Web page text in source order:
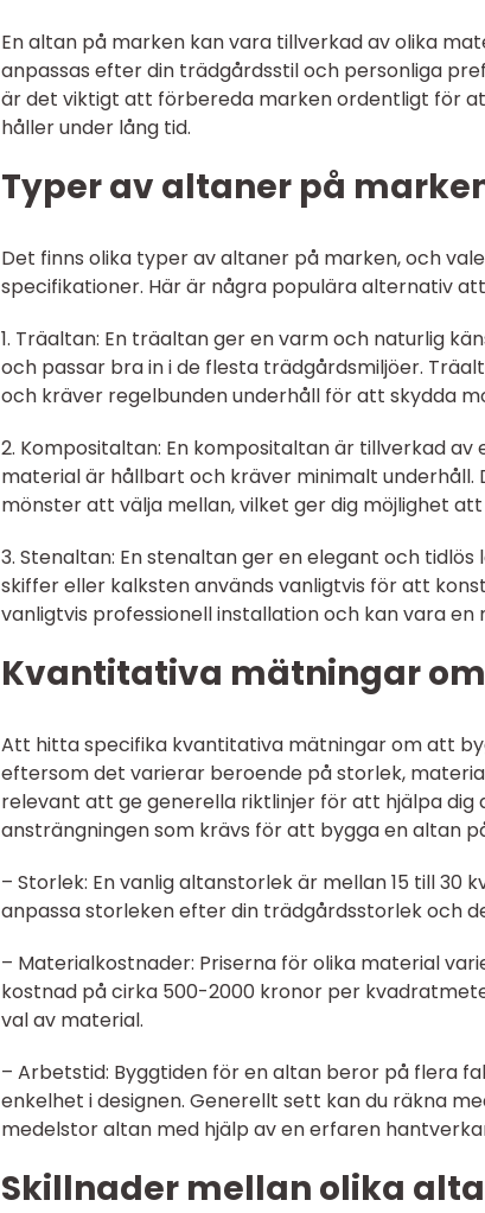
En altan på marken kan vara tillverkad av olika
anpassas efter din trädgårdsstil och personliga
är det viktigt att förbereda marken ordentligt för
håller under lång tid.
Typer av altaner på
Det finns olika typer av altaner på marken, och
specifikationer. Här är några populära alternativ
1. Träaltan: En träaltan ger en varm och naturlig
och passar bra in i de flesta trädgårdsmiljöer.
och kräver regelbunden underhåll för att skydda
2. Kompositaltan: En kompositaltan är tillverkad
material är hållbart och kräver minimalt
mönster att välja mellan, vilket ger dig möjlighet
3. Stenaltan: En stenaltan ger en elegant och
skiffer eller kalksten används vanligtvis för att
vanligtvis professionell installation och kan vara en
Kvantitativa mätningar
Att hitta specifika kvantitativa mätningar om att
eftersom det varierar beroende på storlek,
relevant att ge generella riktlinjer för att hjälpa
ansträngningen som krävs för att bygga en altan
– Storlek: En vanlig altanstorlek är mellan 15 till
anpassa storleken efter din trädgårdsstorlek och
– Materialkostnader: Priserna för olika material
kostnad på cirka 500-2000 kronor per
val av material.
– Arbetstid: Byggtiden för en altan beror på flera
enkelhet i designen. Generellt sett kan du räkna
medelstor altan med hjälp av en erfaren
Skillnader mellan olika